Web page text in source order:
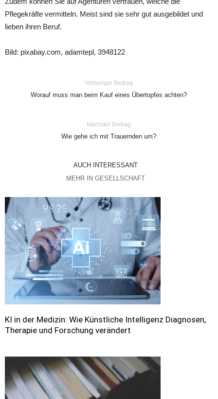
Pflegekräfte vermitteln. Meist sind sie sehr gut ausgebildet und
lieben ihren Beruf.
Bild: pixabay.com, adamtepl, 3948122
Vorheriger Beitrag
Worauf muss man beim Kauf eines Übertopfes achten?
Nächster Beitrag
Wie gehe ich mit Trauernden um?
AUCH INTERESSANT
MEHR IN GESELLSCHAFT
KI in der Medizin: Wie Künstliche Intelligenz Diagnosen,
Therapie und Forschung verändert